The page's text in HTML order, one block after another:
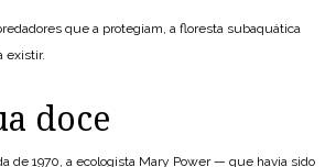
que a protegiam, a floresta subaquática
existir.
doce
de 1970, a ecologista Mary Power — que havia sido